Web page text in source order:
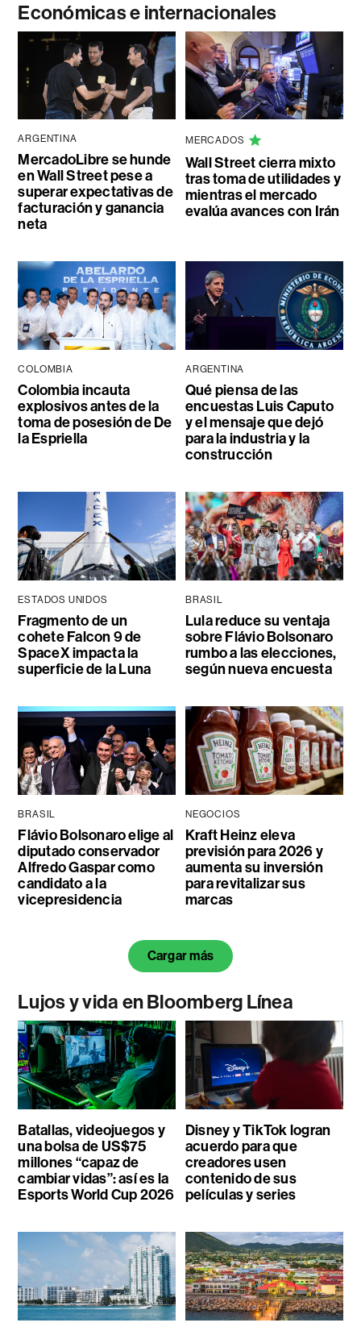
Económicas e internacionales
ARGENTINA
MercadoLibre se hunde
en Wall Street pese a
superar expectativas de
facturación y ganancia
neta
MERCADOS
Wall Street cierra mixto
tras toma de utilidades y
mientras el mercado
evalúa avances con Irán
COLOMBIA
Colombia incauta
explosivos antes de la
toma de posesión de De
la Espriella
ARGENTINA
Qué piensa de las
encuestas Luis Caputo
y el mensaje que dejó
para la industria y la
construcción
ESTADOS UNIDOS
Fragmento de un
cohete Falcon 9 de
SpaceX impacta la
superficie de la Luna
BRASIL
Lula reduce su ventaja
sobre Flávio Bolsonaro
rumbo a las elecciones,
según nueva encuesta
BRASIL
Flávio Bolsonaro elige al
diputado conservador
Alfredo Gaspar como
candidato a la
vicepresidencia
NEGOCIOS
Kraft Heinz eleva
previsión para 2026 y
aumenta su inversión
para revitalizar sus
marcas
Cargar más
Lujos y vida en Bloomberg Línea
Batallas, videojuegos y
una bolsa de US$75
millones “capaz de
cambiar vidas”: así es la
Esports World Cup 2026
Disney y TikTok logran
acuerdo para que
creadores usen
contenido de sus
películas y series